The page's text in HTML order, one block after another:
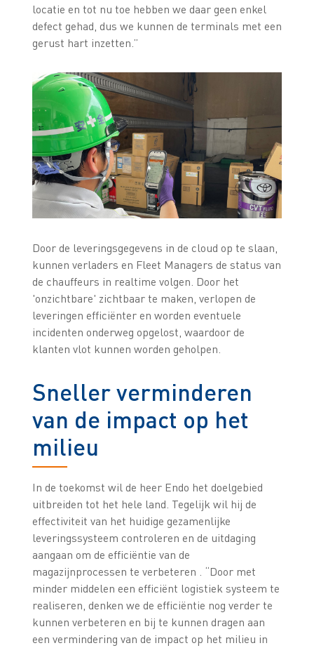
locatie en tot nu toe hebben we daar geen enkel
defect gehad, dus we kunnen de terminals met een
gerust hart inzetten.”
Door de leveringsgegevens in de cloud op te slaan,
kunnen verladers en Fleet Managers de status van
de chauffeurs in realtime volgen. Door het
'onzichtbare' zichtbaar te maken, verlopen de
leveringen efficiënter en worden eventuele
incidenten onderweg opgelost, waardoor de
klanten vlot kunnen worden geholpen.
Sneller verminderen
van de impact op het
milieu
In de toekomst wil de heer Endo het doelgebied
uitbreiden tot het hele land. Tegelijk wil hij de
effectiviteit van het huidige gezamenlijke
leveringssysteem controleren en de uitdaging
aangaan om de efficiëntie van de
magazijnprocessen te verbeteren . “Door met
minder middelen een efficiënt logistiek systeem te
realiseren, denken we de efficiëntie nog verder te
kunnen verbeteren en bij te kunnen dragen aan
een vermindering van de impact op het milieu in